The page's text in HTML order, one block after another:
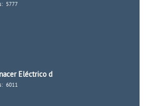
5777
Eléctrico d
6011